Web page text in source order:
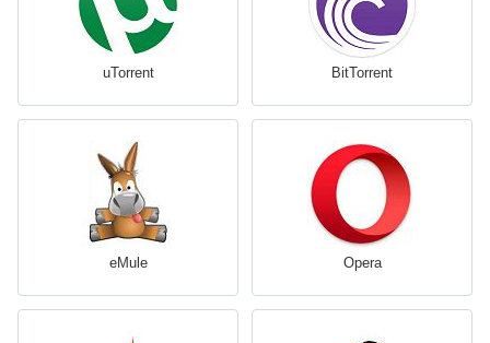
uTorrent BitTorrent
eMule Opera